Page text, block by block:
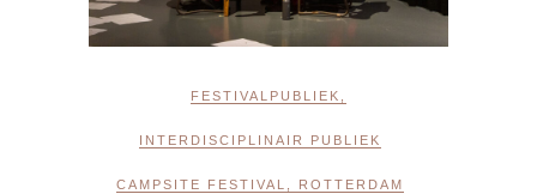
FESTIVALPUBLIEK
INTERDISCIPLINAIR PUBLIEK
CAMPSITE FESTIVAL ROTTERDAM